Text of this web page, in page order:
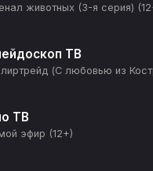
животных (3-я серия)
ТВ
(С любовью из
ТВ
эфир (12+)